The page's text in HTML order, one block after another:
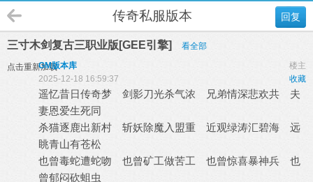
回复
传奇私服版本
三寸木剑复古三职业版[GEE引擎] 看全部
点击重新加载 楼主
GM版本库
收藏
2025-12-18 16:59:37
遥忆昔日传奇梦 剑影刀光杀气浓 兄弟情深悲欢共 夫
妻恩爱生死同
杀猫逐鹿出新村 斩妖除魔入盟重 近观绿涛汇碧海 远
眺青山有苍松
也曾毒蛇遭蛇吻 也曾矿工做苦工 也曾惊喜暴神兵 也
曾郁闷砍蛆虫